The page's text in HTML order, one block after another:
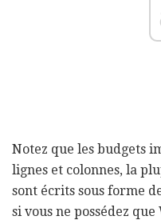
Notez que les budgets
lignes et colonnes, la
sont écrits sous forme
si vous ne possédez